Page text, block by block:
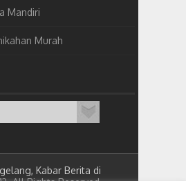
Mandiri
Murah
Kabar Berita di